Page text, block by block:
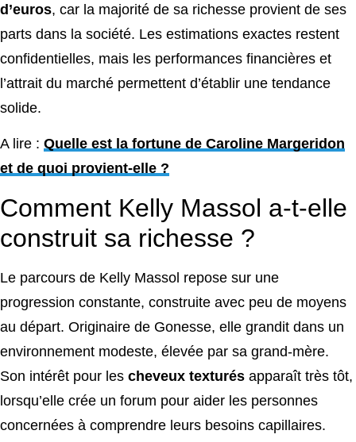
d’euros, car la majorité de sa richesse provient de ses
parts dans la société. Les estimations exactes restent
confidentielles, mais les performances financières et
l’attrait du marché permettent d’établir une tendance
solide.
A lire : Quelle est la fortune de Caroline Margeridon
et de quoi provient-elle ?
Comment Kelly Massol a-t-elle
construit sa richesse ?
Le parcours de Kelly Massol repose sur une
progression constante, construite avec peu de moyens
au départ. Originaire de Gonesse, elle grandit dans un
environnement modeste, élevée par sa grand-mère.
Son intérêt pour les cheveux texturés apparaît très tôt,
lorsqu’elle crée un forum pour aider les personnes
concernées à comprendre leurs besoins capillaires.